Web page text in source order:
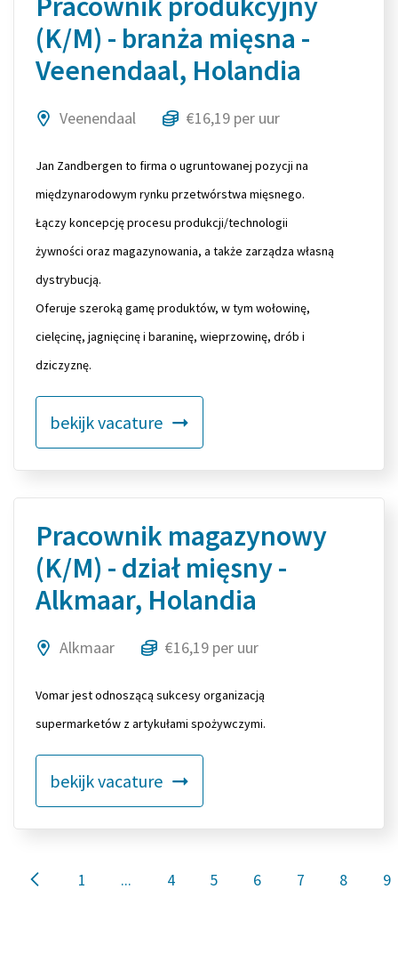
(K/M) - branża mięsna -
Veenendaal, Holandia
Veenendaal €16,19 per uur
Jan Zandbergen to firma o ugruntowanej pozycji na
międzynarodowym rynku przetwórstwa mięsnego.
Łączy koncepcję procesu produkcji/technologii
żywności oraz magazynowania, a także zarządza własną
dystrybucją.
Oferuje szeroką gamę produktów, w tym wołowinę,
cielęcinę, jagnięcinę i baraninę, wieprzowinę, drób i
dziczyznę.
bekijk vacature
Pracownik magazynowy
(K/M) - dział mięsny -
Alkmaar, Holandia
Alkmaar €16,19 per uur
Vomar jest odnoszącą sukcesy organizacją
supermarketów z artykułami spożywczymi.
bekijk vacature
1 ... 4 5 6 7 8 9